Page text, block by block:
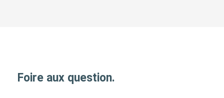
Foire aux question.